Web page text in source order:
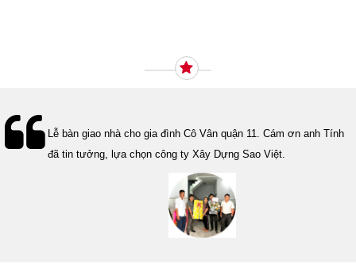
Lễ bàn giao nhà cho gia đình Cô Vân quận 11. Cám ơn anh Tính
đã tin tưởng, lựa chọn công ty Xây Dựng Sao Việt.